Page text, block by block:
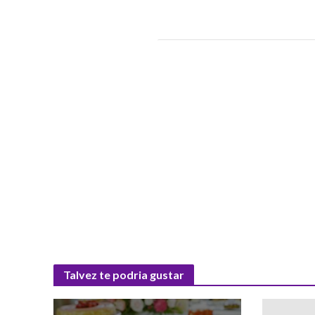
Talvez te podria gustar